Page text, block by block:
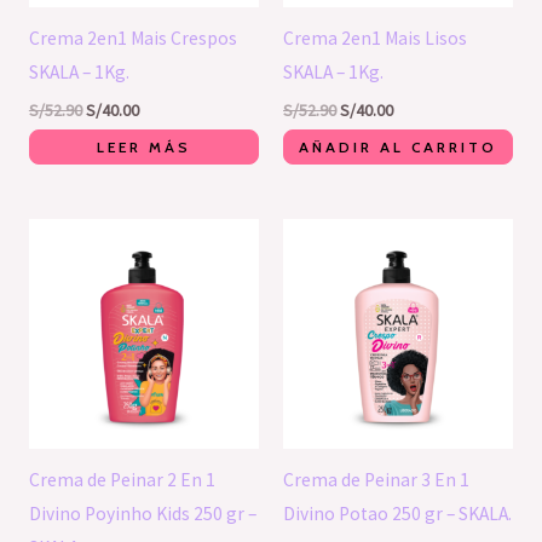
Crema 2en1 Mais Crespos
SKALA – 1Kg.
S/52.90S/40.00
LEER MÁS
Crema 2en1 Mais Lisos
SKALA – 1Kg.
S/52.90S/40.00
AÑADIR AL CARRITO
Crema de Peinar 2 En 1
Divino Poyinho Kids 250 gr –
Crema de Peinar 3 En 1
Divino Potao 250 gr – SKALA.